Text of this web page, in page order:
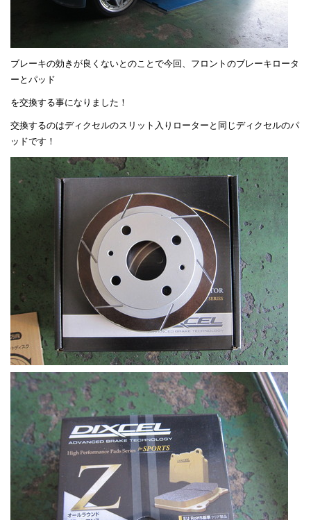
ブレーキの効きが良くないとのことで今回、フロントのブレーキロータ
ーとパッド
を交換する事になりました！
交換するのはディクセルのスリット入りローターと同じディクセルのパ
ッドです！